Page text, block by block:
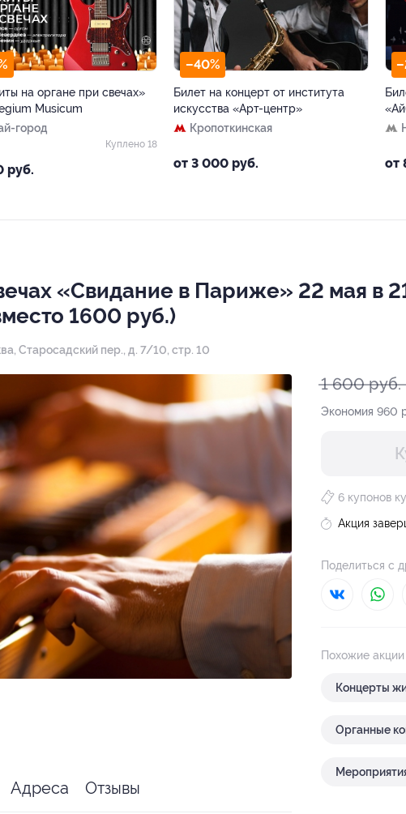
на органе при свечах»
Musicum
город
руб.
Куплено 18
–40%
Билет на концерт от института
искусства «Арт-центр»
Кропоткинская
от 3 000 руб. от
«Свидание в Париже» 22 мая в
1600 руб.)
Старосадский пер., д. 7/10, стр. 10
1 600 руб.
Экономия 960
6 купонов
Акция
Поделиться с
Похожие акции
Концерты
Органные
Адреса Отзывы